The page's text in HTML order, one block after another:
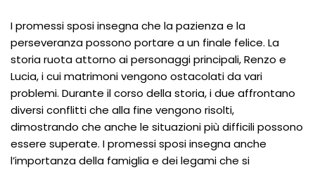
I promessi sposi insegna che la pazienza e la
perseveranza possono portare a un finale felice. La
storia ruota attorno ai personaggi principali, Renzo e
Lucia, i cui matrimoni vengono ostacolati da vari
problemi. Durante il corso della storia, i due affrontano
diversi conflitti che alla fine vengono risolti,
dimostrando che anche le situazioni più difficili possono
essere superate. I promessi sposi insegna anche
l’importanza della famiglia e dei legami che si